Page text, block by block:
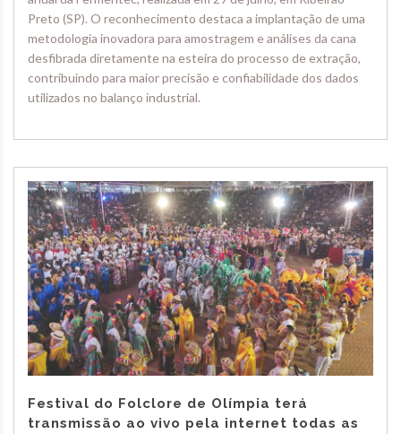
Preto (SP). O reconhecimento destaca a implantação de uma
metodologia inovadora para amostragem e análises da cana
desfibrada diretamente na esteira do processo de extração,
contribuindo para maior precisão e confiabilidade dos dados
utilizados no balanço industrial.
Festival do Folclore de Olímpia terá
transmissão ao vivo pela internet todas as